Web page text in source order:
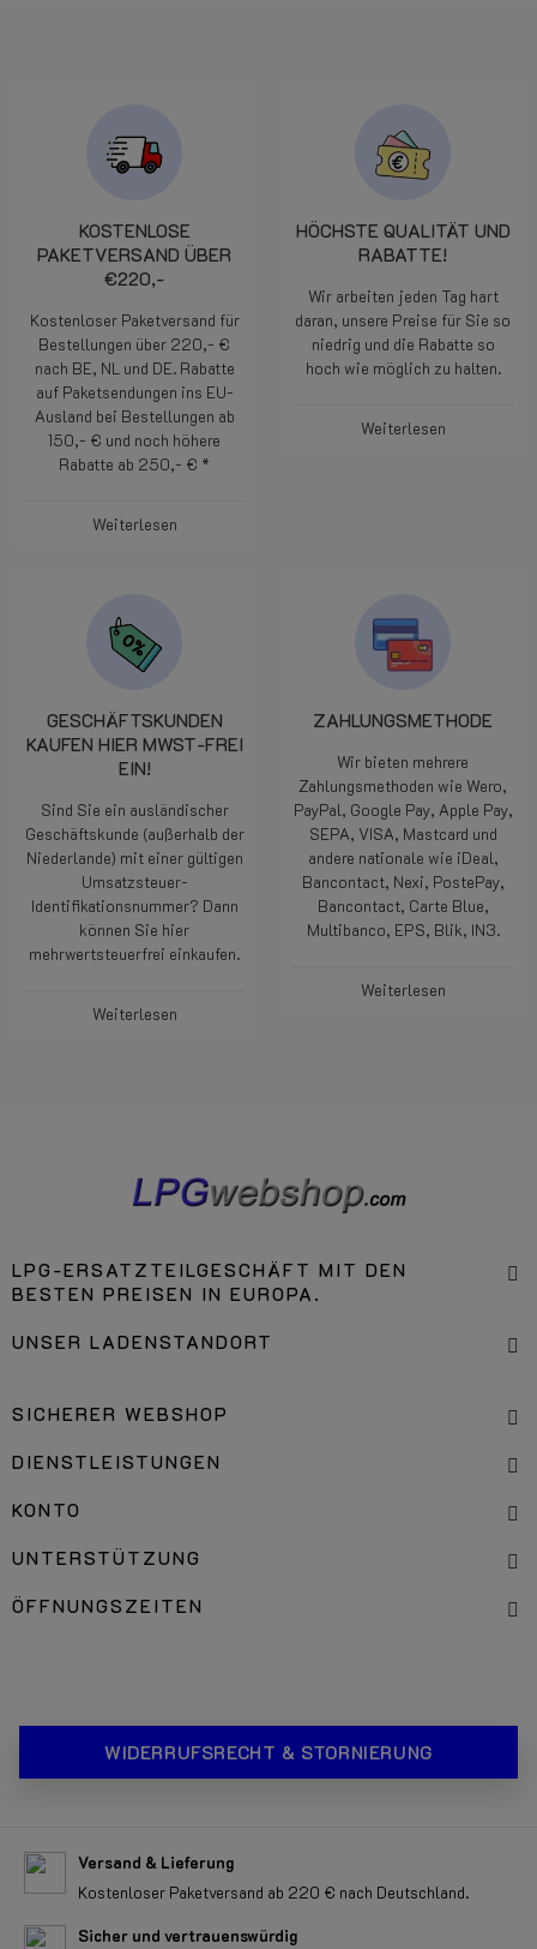
KOSTENLOSE
PAKETVERSAND ÜBER
€220,-
Kostenloser Paketversand für
Bestellungen über 220,- €
nach BE, NL und DE. Rabatte
auf Paketsendungen ins EU-
Ausland bei Bestellungen ab
150,- € und noch höhere
Rabatte ab 250,- € *
Weiterlesen
HÖCHSTE QUALITÄT UND
RABATTE!
Wir arbeiten jeden Tag hart
daran, unsere Preise für Sie so
niedrig und die Rabatte so
hoch wie möglich zu halten.
Weiterlesen
GESCHÄFTSKUNDEN
KAUFEN HIER MWST-FREI
EIN!
Sind Sie ein ausländischer
Geschäftskunde (außerhalb der
Niederlande) mit einer gültigen
Umsatzsteuer-
Identifikationsnummer? Dann
können Sie hier
mehrwertsteuerfrei einkaufen.
Weiterlesen
ZAHLUNGSMETHODE
Wir bieten mehrere
Zahlungsmethoden wie Wero,
PayPal, Google Pay, Apple Pay,
SEPA, VISA, Mastcard und
andere nationale wie iDeal,
Bancontact, Nexi, PostePay,
Bancontact, Carte Blue,
Multibanco, EPS, Blik, IN3.
Weiterlesen
LPG-ERSATZTEILGESCHÄFT MIT DEN
BESTEN PREISEN IN EUROPA.
UNSER LADENSTANDORT
SICHERER WEBSHOP
DIENSTLEISTUNGEN
KONTO
UNTERSTÜTZUNG
ÖFFNUNGSZEITEN
WIDERRUFSRECHT & STORNIERUNG
Versand & Lieferung
Kostenloser Paketversand ab 220 € nach Deutschland.
Sicher und vertrauenswürdig